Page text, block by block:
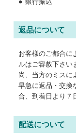
オリジナルうち
印鑑ゴム印製作所
お名前シール製
ログイン
返品について
お客様のご都合に
ルはご容赦下さい
尚、当方のミスに
早急に返品・交換
合、到着日より７
配送について